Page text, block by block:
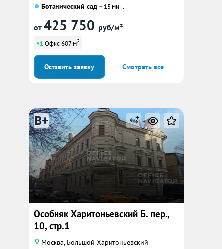
Ботанический сад~ 15 мин.
от 425 750 руб/м²
#1 Офис 607 м2
Оставить заявку Смотреть все
B+
Особняк Харитоньевский Б. пер.,
10, стр.1
Москва, Большой Харитоньевский